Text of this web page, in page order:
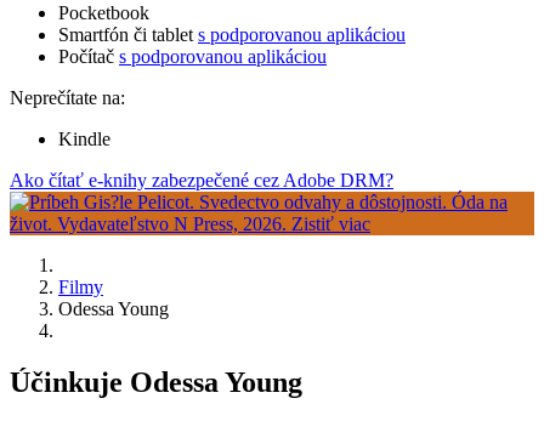
Pocketbook
Smartfón či tablet s podporovanou aplikáciou
Počítač s podporovanou aplikáciou
Neprečítate na:
Kindle
Ako čítať e-knihy zabezpečené cez Adobe DRM?
Filmy
Odessa Young
Účinkuje Odessa Young